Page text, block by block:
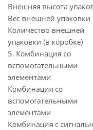
Внешняя высота
Вес внешней упаковки
Количество внешней
упаковки (в коробке)
5. Комбинация со
вспомогательными
элементами
Комбинация со
вспомогательными
элементами
Комбинация с